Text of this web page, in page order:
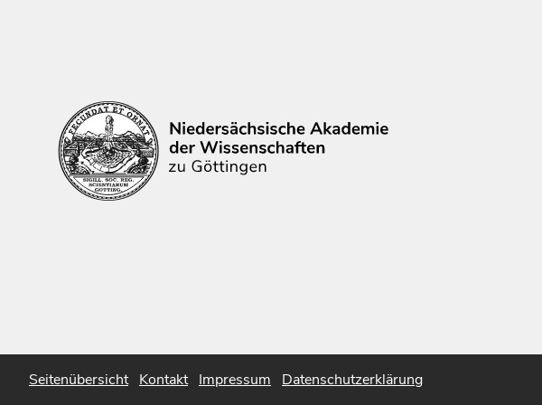
Seitenübersicht Kontakt Impressum Datenschutzerklärung